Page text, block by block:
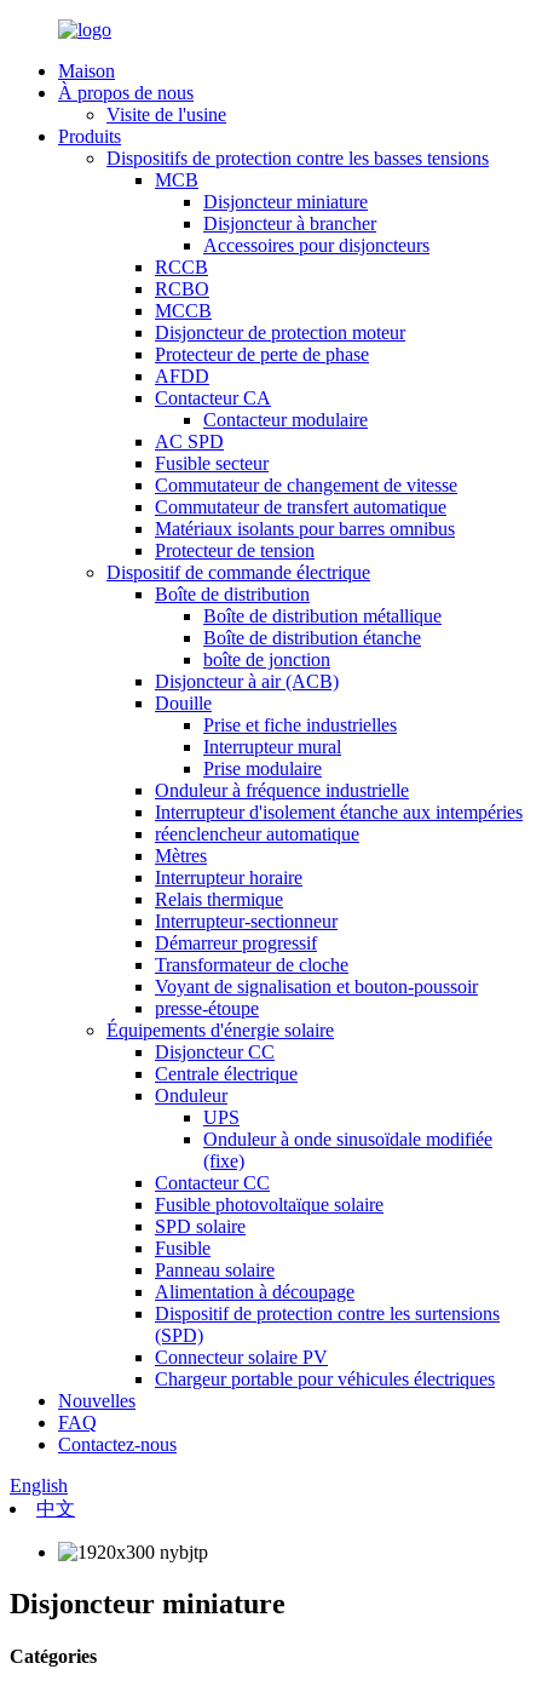
Maison
À propos de nous
Visite de l'usine
Produits
Dispositifs de protection contre les basses tensions
MCB
Disjoncteur miniature
Disjoncteur à brancher
Accessoires pour disjoncteurs
RCCB
RCBO
MCCB
Disjoncteur de protection moteur
Protecteur de perte de phase
AFDD
Contacteur CA
Contacteur modulaire
AC SPD
Fusible secteur
Commutateur de changement de vitesse
Commutateur de transfert automatique
Matériaux isolants pour barres omnibus
Protecteur de tension
Dispositif de commande électrique
Boîte de distribution
Boîte de distribution métallique
Boîte de distribution étanche
boîte de jonction
Disjoncteur à air (ACB)
Douille
Prise et fiche industrielles
Interrupteur mural
Prise modulaire
Onduleur à fréquence industrielle
Interrupteur d'isolement étanche aux intempéries
réenclencheur automatique
Mètres
Interrupteur horaire
Relais thermique
Interrupteur-sectionneur
Démarreur progressif
Transformateur de cloche
Voyant de signalisation et bouton-poussoir
presse-étoupe
Équipements d'énergie solaire
Disjoncteur CC
Centrale électrique
Onduleur
UPS
Onduleur à onde sinusoïdale modifiée
(fixe)
Contacteur CC
Fusible photovoltaïque solaire
SPD solaire
Fusible
Panneau solaire
Alimentation à découpage
Dispositif de protection contre les surtensions
(SPD)
Connecteur solaire PV
Chargeur portable pour véhicules électriques
Nouvelles
FAQ
Contactez-nous
English
中文
Disjoncteur miniature
Catégories